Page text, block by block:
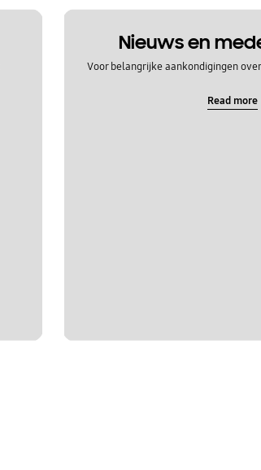
Nieuws en
Voor belangrijke aankondigingen
Read more